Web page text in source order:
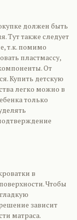
должен быть
Тут также следует
т.к. помимо
пластмассу,
От
Купить детскую
легко можно в
только
в
Чтобы
зависит
матраса.